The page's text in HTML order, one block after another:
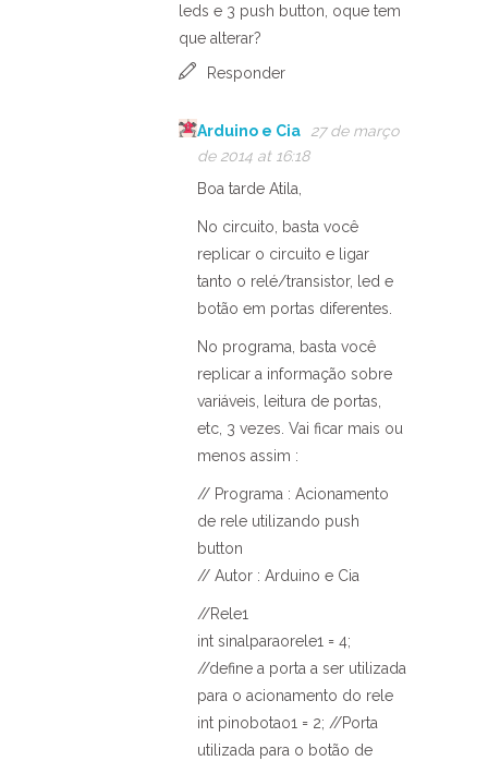
leds e 3 push button, oque tem
que alterar?
Responder
Arduino e Cia
27 de março
de 2014 at 16:18
Boa tarde Atila,
No circuito, basta você
replicar o circuito e ligar
tanto o relé/transistor, led e
botão em portas diferentes.
No programa, basta você
replicar a informação sobre
variáveis, leitura de portas,
etc, 3 vezes. Vai ficar mais ou
menos assim :
// Programa : Acionamento
de rele utilizando push
button
// Autor : Arduino e Cia
//Rele1
int sinalparaorele1 = 4;
//define a porta a ser utilizada
para o acionamento do rele
int pinobotao1 = 2; //Porta
utilizada para o botão de